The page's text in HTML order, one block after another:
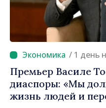
/ 1 день
Премьер Василе
диаспоры: «Мы
жизнь людей и